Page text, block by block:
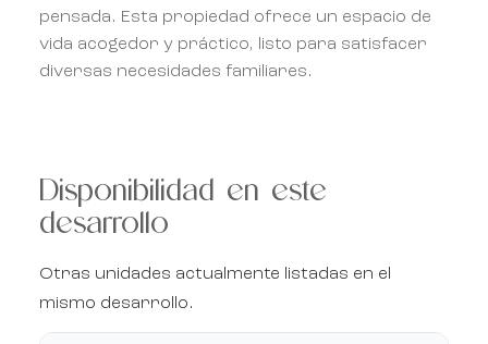
pensada. Esta propiedad ofrece un espacio de
vida acogedor y práctico, listo para satisfacer
diversas necesidades familiares.
Disponibilidad en este
desarrollo
Otras unidades actualmente listadas en el
mismo desarrollo.